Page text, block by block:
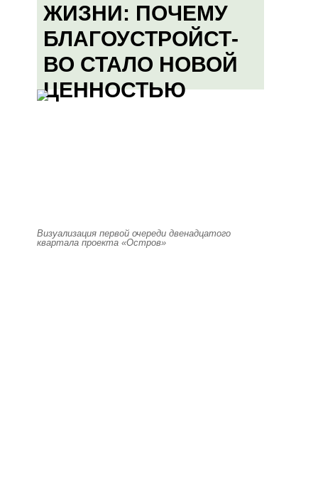
ЖИЗНИ: ПОЧЕМУ
БЛАГОУСТРОЙСТ-
ВО СТАЛО НОВОЙ
ЦЕННОСТЬЮ
Визуализация первой очереди двенадцатого
квартала проекта «Остров»